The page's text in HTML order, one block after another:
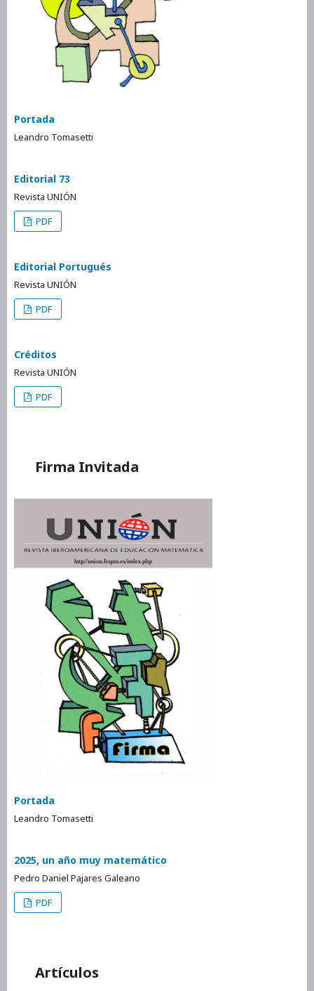
Portada
Leandro Tomasetti
Editorial 73
Revista UNIÓN
PDF
Editorial Portugués
Revista UNIÓN
PDF
Créditos
Revista UNIÓN
PDF
Firma Invitada
Portada
Leandro Tomasetti
2025, un año muy matemático
Pedro Daniel Pajares Galeano
PDF
Artículos